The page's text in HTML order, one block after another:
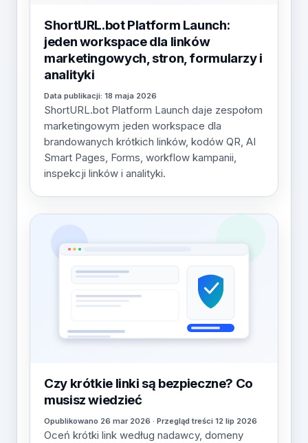
ShortURL.bot Platform Launch:
jeden workspace dla linków
marketingowych, stron, formularzy i
analityki
Data publikacji: 18 maja 2026
ShortURL.bot Platform Launch daje zespołom
marketingowym jeden workspace dla
brandowanych krótkich linków, kodów QR, AI
Smart Pages, Forms, workflow kampanii,
inspekcji linków i analityki.
Czy krótkie linki są bezpieczne? Co
musisz wiedzieć
Opublikowano 26 mar 2026 · Przegląd treści 12 lip 2026
Oceń krótki link według nadawcy, domeny